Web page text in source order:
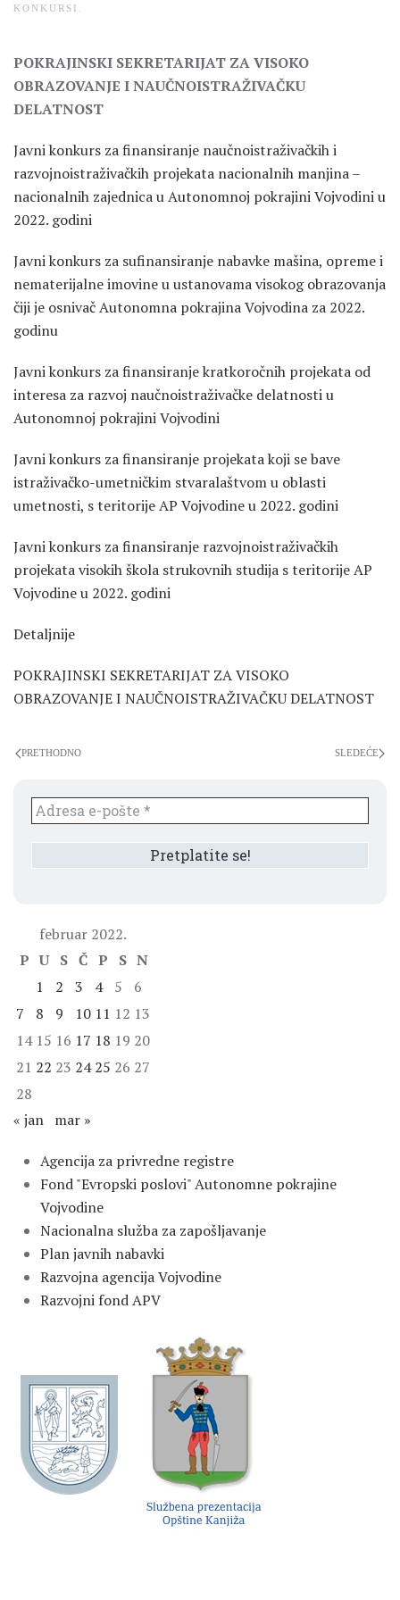
KONKURSI
POKRAJINSKI SEKRETARIJAT ZA VISOKO
OBRAZOVANJE I NAUČNOISTRAŽIVAČKU
DELATNOST
Javni konkurs za finansiranje naučnoistraživačkih i
razvojnoistraživačkih projekata nacionalnih manjina –
nacionalnih zajednica u Autonomnoj pokrajini Vojvodini u
2022. godini
Javni konkurs za sufinansiranje nabavke mašina, opreme i
nematerijalne imovine u ustanovama visokog obrazovanja
čiji je osnivač Autonomna pokrajina Vojvodina za 2022.
godinu
Javni konkurs za finansiranje kratkoročnih projekata od
interesa za razvoj naučnoistraživačke delatnosti u
Autonomnoj pokrajini Vojvodini
Javni konkurs za finansiranje projekata koji se bave
istraživačko-umetničkim stvaralaštvom u oblasti
umetnosti, s teritorije AP Vojvodine u 2022. godini
Javni konkurs za finansiranje razvojnoistraživačkih
projekata visokih škola strukovnih studija s teritorije AP
Vojvodine u 2022. godini
Detaljnije
POKRAJINSKI SEKRETARIJAT ZA VISOKO
OBRAZOVANJE I NAUČNOISTRAŽIVAČKU DELATNOST
PRETHODNO SLEDEĆE
februar 2022.
P U S Č P S N
1
2 3 4 5
6
7
8 9 10 11 12 13
14 15 16 17 18 19 20
21 22 23 24 25 26 27
28
« jan mar »
Agencija za privredne registre
Fond "Evropski poslovi" Autonomne pokrajine
Vojvodine
Nacionalna služba za zapošljavanje
Plan javnih nabavki
Razvojna agencija Vojvodine
Razvojni fond APV